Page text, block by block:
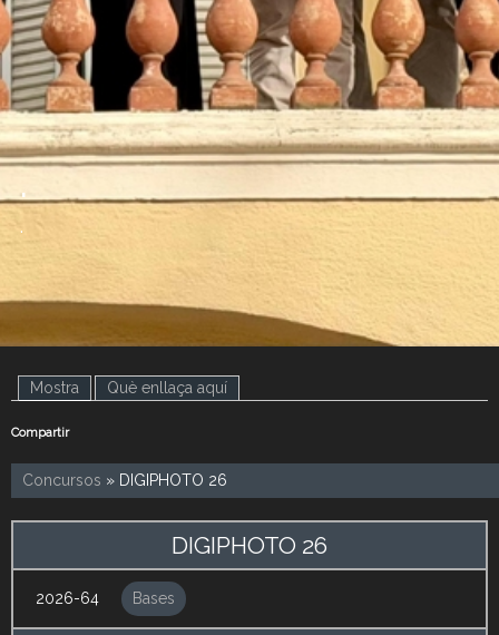
.
.
Mostra (pestanya activa)
Què enllaça aquí
Compartir
Concursos » DIGIPHOTO 26
DIGIPHOTO 26
2026-64 Bases